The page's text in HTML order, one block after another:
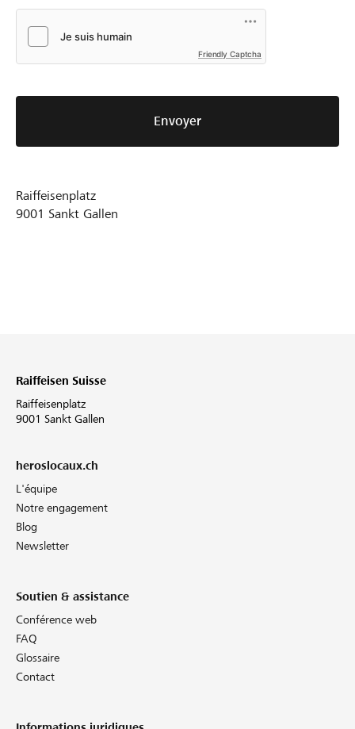
Friendly Captcha
Envoyer
Raiffeisenplatz
9001 Sankt Gallen
Raiffeisen Suisse
Raiffeisenplatz
9001 Sankt Gallen
heroslocaux.ch
L'équipe
Notre engagement
Blog
Newsletter
Soutien & assistance
Conférence web
FAQ
Glossaire
Contact